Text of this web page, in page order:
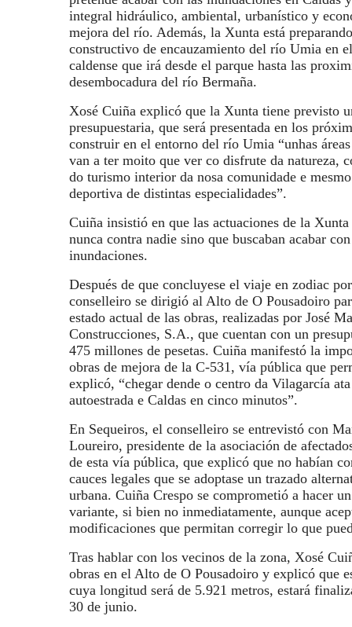
integral hidráulico, ambiental, urbanístico y
mejora del río. Además, la Xunta está
constructivo de encauzamiento del río Umia en
caldense que irá desde el parque hasta las
desembocadura del río Bermaña.
Xosé Cuiña explicó que la Xunta tiene previsto
presupuestaria, que será presentada en los
construir en el entorno del río Umia “unhas
van a ter moito que ver co disfrute da natureza,
do turismo interior da nosa comunidade e
deportiva de distintas especialidades”.
Cuiña insistió en que las actuaciones de la
nunca contra nadie sino que buscaban acabar
inundaciones.
Después de que concluyese el viaje en zodiac
conselleiro se dirigió al Alto de O Pousadoiro
estado actual de las obras, realizadas por José
Construcciones, S.A., que cuentan con un
475 millones de pesetas. Cuiña manifestó la
obras de mejora de la C-531, vía pública que
explicó, “chegar dende o centro da Vilagarcía
autoestrada e Caldas en cinco minutos”.
En Sequeiros, el conselleiro se entrevistó con
Loureiro, presidente de la asociación de
de esta vía pública, que explicó que no habían
cauces legales que se adoptase un trazado
urbana. Cuiña Crespo se comprometió a hacer
variante, si bien no inmediatamente, aunque
modificaciones que permitan corregir lo que
Tras hablar con los vecinos de la zona, Xosé
obras en el Alto de O Pousadoiro y explicó que
cuya longitud será de 5.921 metros, estará
30 de junio.